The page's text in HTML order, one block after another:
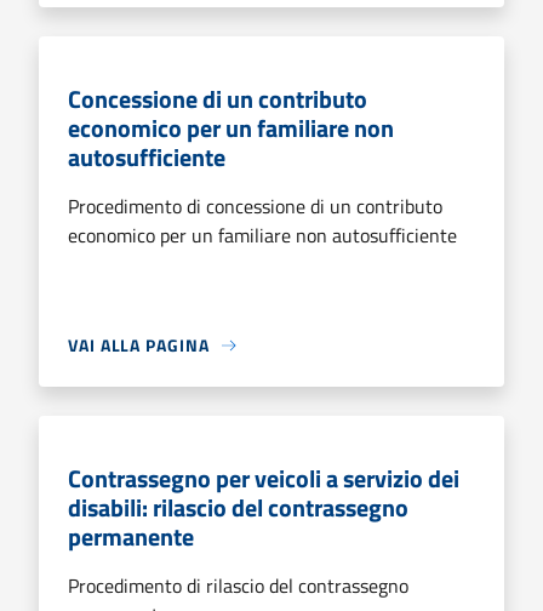
Concessione di un contributo
economico per un familiare non
autosufficiente
Procedimento di concessione di un contributo
economico per un familiare non autosufficiente
VAI ALLA PAGINA
Contrassegno per veicoli a servizio dei
disabili: rilascio del contrassegno
permanente
Procedimento di rilascio del contrassegno